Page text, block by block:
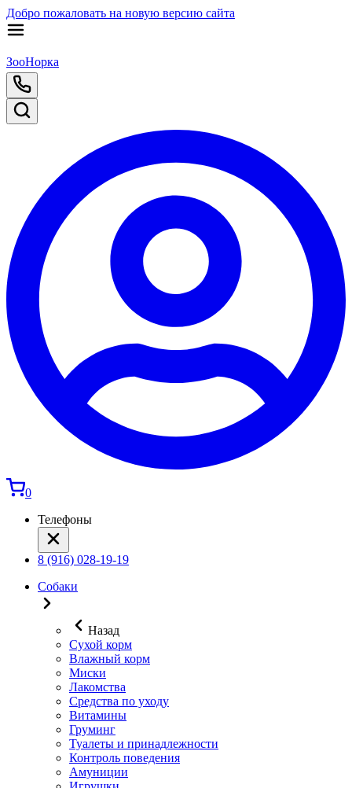
Добро пожаловать на новую версию сайта
ЗооНорка
0
Телефоны
8 (916) 028-19-19
Собаки
Назад
Сухой корм
Влажный корм
Миски
Лакомства
Средства по уходу
Витамины
Груминг
Туалеты и принадлежности
Контроль поведения
Амуниции